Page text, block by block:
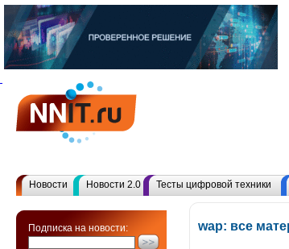
Новости Новости 2.0 Тесты цифровой техники
Подписка на новости: wap: все